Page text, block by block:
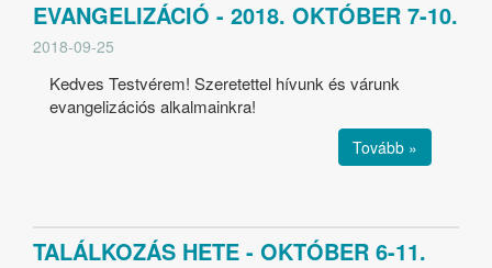
EVANGELIZÁCIÓ - 2018. OKTÓBER 7-10.
2018-09-25
Kedves Testvérem! Szeretettel hívunk és várunk
evangelizációs alkalmainkra!
Tovább »
TALÁLKOZÁS HETE - OKTÓBER 6-11.